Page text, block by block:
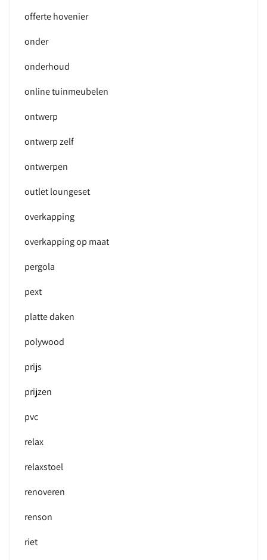
offerte hovenier
onder
onderhoud
online tuinmeubelen
ontwerp
ontwerp zelf
ontwerpen
outlet loungeset
overkapping
overkapping op maat
pergola
pext
platte daken
polywood
prijs
prijzen
pvc
relax
relaxstoel
renoveren
renson
riet